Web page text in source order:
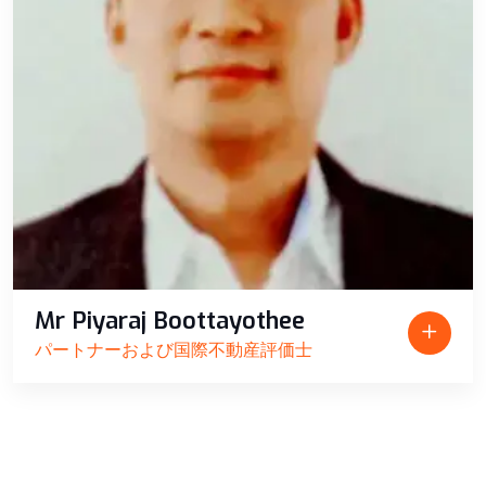
Mr Piyaraj Boottayothee
パートナーおよび国際不動産評価士